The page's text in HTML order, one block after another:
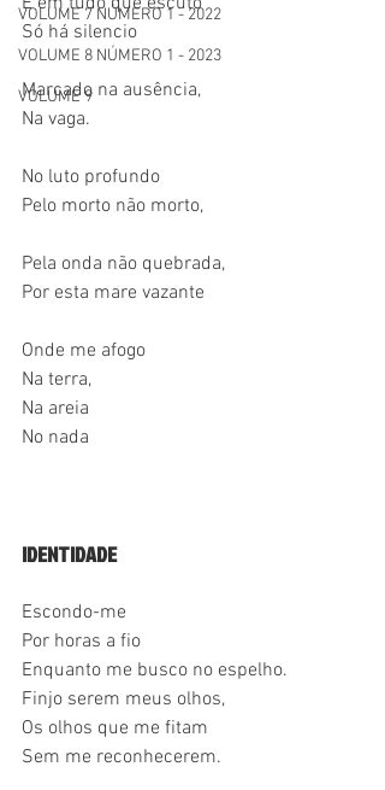
VOLUME 7 NÚMERO 1 - 2022
VOLUME 8 NÚMERO 1 - 2023
VOLUME 9
Só há silencio
Marcado na ausência,
Na vaga.
No luto profundo
Pelo morto não morto,
Pela onda não quebrada,
Por esta mare vazante
Onde me afogo
Na terra,
Na areia
No nada
IDENTIDADE
Escondo-me
Por horas a fio
Enquanto me busco no espelho.
Finjo serem meus olhos,
Os olhos que me fitam
Sem me reconhecerem.